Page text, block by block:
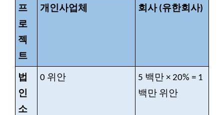
프
로
젝
트
개인사업체 회사 (유한회사)
법
인
소
0 위안 5 백만 × 20% = 1
백만 위안